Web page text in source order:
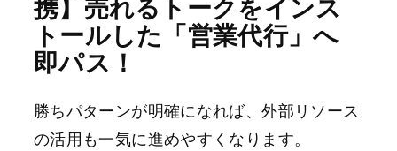
携】売れるトークをインス
トールした「営業代行」へ
即パス！
勝ちパターンが明確になれば、外部リソース
の活用も一気に進めやすくなります。